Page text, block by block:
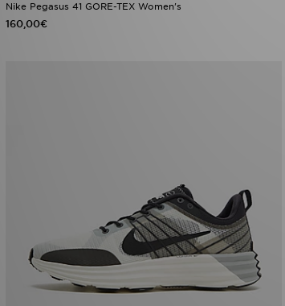
Nike Pegasus 41 GORE-TEX Women's
160,00€